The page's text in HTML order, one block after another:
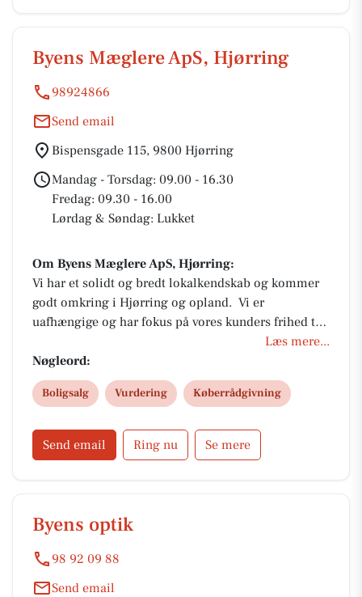
Byens Mæglere ApS, Hjørring
98924866
Send email
Bispensgade 115, 9800 Hjørring
Mandag - Torsdag: 09.00 - 16.30
Fredag: 09.30 - 16.00
Lørdag & Søndag: Lukket
Om Byens Mæglere ApS, Hjørring:
Vi har et solidt og bredt lokalkendskab og kommer
godt omkring i Hjørring og opland. Vi er
uafhængige og har fokus på vores kunders frihed til
at vælge! Derfor har vi valgt at være fri af eksklusiv
aftaler med banker, forsikringsselskaber og
kreditforeninger. Dette gør, at vi kan tilbyde tilpasset
og uvildig rådgivning i hver enkelt handel, - for vi
Læs mere...
Nøgleord:
Boligsalg Vurdering Køberrådgivning
Send email Ring nu Se mere
Byens optik
98 92 09 88
Send email